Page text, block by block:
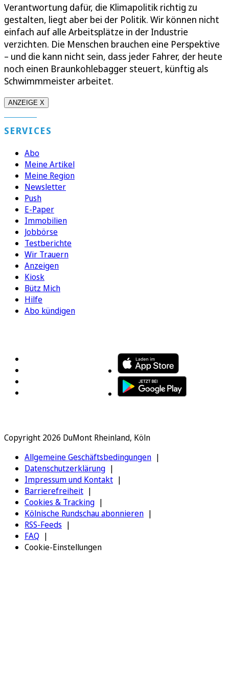
Verantwortung dafür, die Klimapolitik richtig zu
gestalten, liegt aber bei der Politik. Wir können nicht
einfach auf alle Arbeitsplätze in der Industrie
verzichten. Die Menschen brauchen eine Perspektive
– und die kann nicht sein, dass jeder Fahrer, der heute
noch einen Braunkohlebagger steuert, künftig als
Schwimmmeister arbeitet.
ANZEIGE X
SERVICES
Abo
Meine Artikel
Meine Region
Newsletter
Push
E-Paper
Immobilien
Jobbörse
Testberichte
Wir Trauern
Anzeigen
Kiosk
Bütz Mich
Hilfe
Abo kündigen
Copyright 2026 DuMont Rheinland, Köln
Allgemeine Geschäftsbedingungen
Datenschutzerklärung
Impressum und Kontakt
Barrierefreiheit
Cookies & Tracking
Kölnische Rundschau abonnieren
RSS-Feeds
FAQ
Cookie-Einstellungen